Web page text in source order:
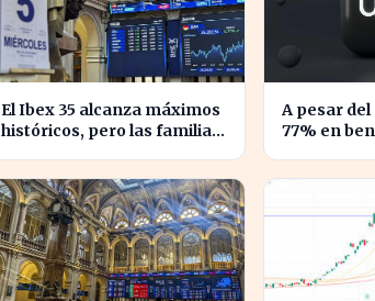
El Ibex 35 alcanza máximos
históricos, pero las familias
A pesar
77% en